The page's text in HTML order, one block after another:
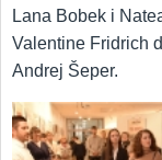
Lana Bobek i
Valentine Fridrich
Andrej Šeper.